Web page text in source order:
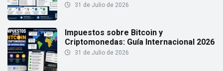
31 de Julio de 2026
Impuestos sobre Bitcoin y
Criptomonedas: Guía Internacional 2026
31 de Julio de 2026